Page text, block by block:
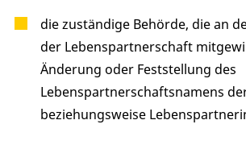
die zuständige Behörde, die an
der Lebenspartnerschaft
Änderung oder Feststellung des
Lebenspartnerschaftsnamens
beziehungsweise